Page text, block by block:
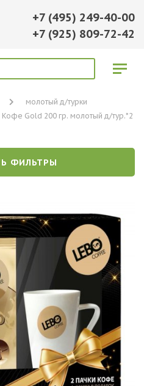
+7 (495) 249-40-00
+7 (925) 809-72-42
молотый д/турки
Gold 200 гр. молотый д/тур.*2
ФИЛЬТРЫ